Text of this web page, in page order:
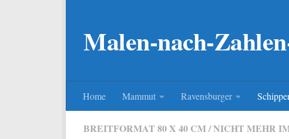
Malen-nach-
Home Mammut Ravensburger
BREITFORMAT 80 X 40 CM/NICHT MEHR